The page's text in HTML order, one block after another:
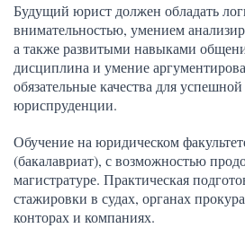
Будущий юрист должен обладать
внимательностью, умением
а также развитыми навыками
дисциплина и умение
обязательные качества для
юриспруденции.
Обучение на юридическом
(бакалавриат), с возможностью
магистратуре. Практическая
стажировки в судах, органах
конторах и компаниях.